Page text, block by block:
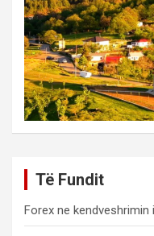
Të Fundit
Forex ne kendveshrimin